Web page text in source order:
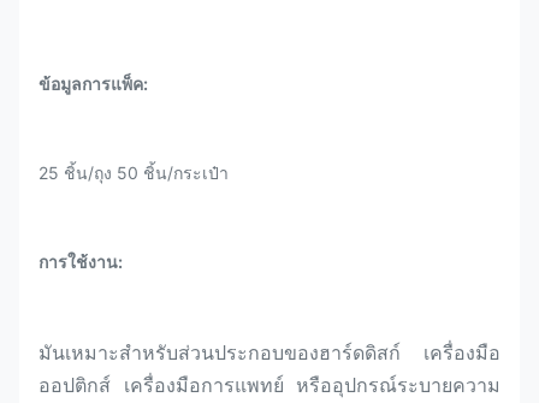
ข้อมูลการแพ็ค:
25 ชิ้น/ถุง 50 ชิ้น/กระเป๋า
การใช้งาน:
มันเหมาะสําหรับส่วนประกอบของฮาร์ดดิสก์ เครื่องมือ
ออปติกส์ เครื่องมือการแพทย์ หรืออุปกรณ์ระบายความ